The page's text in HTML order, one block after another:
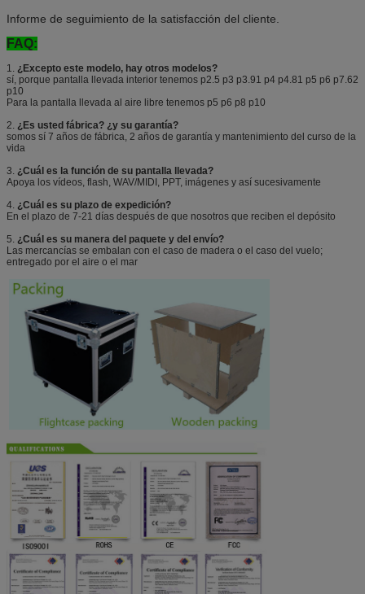
Informe de seguimiento de la satisfacción del cliente.
FAQ:
1. ¿Excepto este modelo, hay otros modelos?
sí, porque pantalla llevada interior tenemos p2.5 p3 p3.91 p4 p4.81 p5 p6 p7.62
p10
Para la pantalla llevada al aire libre tenemos p5 p6 p8 p10
2. ¿Es usted fábrica? ¿y su garantía?
somos sí 7 años de fábrica, 2 años de garantía y mantenimiento del curso de la
vida
3. ¿Cuál es la función de su pantalla llevada?
Apoya los vídeos, flash, WAV/MIDI, PPT, imágenes y así sucesivamente
4. ¿Cuál es su plazo de expedición?
En el plazo de 7-21 días después de que nosotros que reciben el depósito
5. ¿Cuál es su manera del paquete y del envío?
Las mercancías se embalan con el caso de madera o el caso del vuelo;
entregado por el aire o el mar